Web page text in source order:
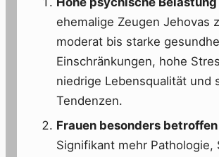
ehemalige Zeugen Jehovas
moderat bis starke
Einschränkungen, hohe
niedrige Lebensqualität und
Tendenzen.
Frauen besonders betroffen
Signifikant mehr Pathologie,